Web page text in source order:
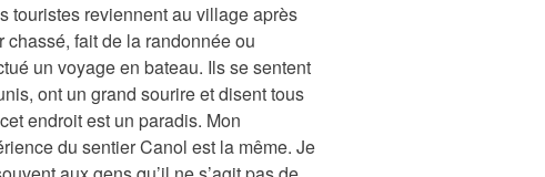
touristes reviennent au village après
chassé, fait de la randonnée ou
un voyage en bateau. Ils se sentent
ont un grand sourire et disent tous
endroit est un paradis. Mon
du sentier Canol est la même. Je